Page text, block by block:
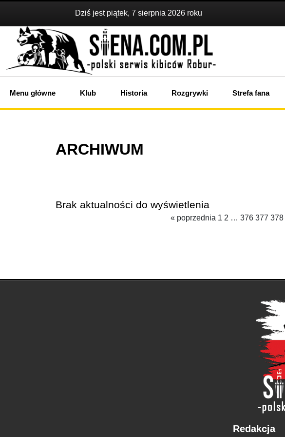
Dziś jest piątek, 7 sierpnia 2026 roku
Menu główne Klub Historia Rozgrywki Strefa fana
ARCHIWUM
Brak aktualności do wyświetlenia
« poprzednia 1 2 … 376 377 378
Redakcja